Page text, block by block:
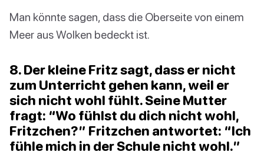
Man könnte sagen, dass die Oberseite von einem
Meer aus Wolken bedeckt ist.
8. Der kleine Fritz sagt, dass er nicht
zum Unterricht gehen kann, weil er
sich nicht wohl fühlt. Seine Mutter
fragt: “Wo fühlst du dich nicht wohl,
Fritzchen?” Fritzchen antwortet: “Ich
fühle mich in der Schule nicht wohl.”